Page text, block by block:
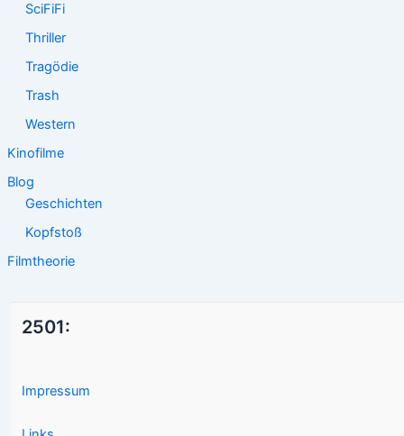
SciFiFi
Thriller
Tragödie
Trash
Western
Kinofilme
Blog
Geschichten
Kopfstoß
Filmtheorie
2501:
Impressum